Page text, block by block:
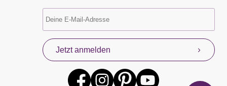
Jetzt anmelden